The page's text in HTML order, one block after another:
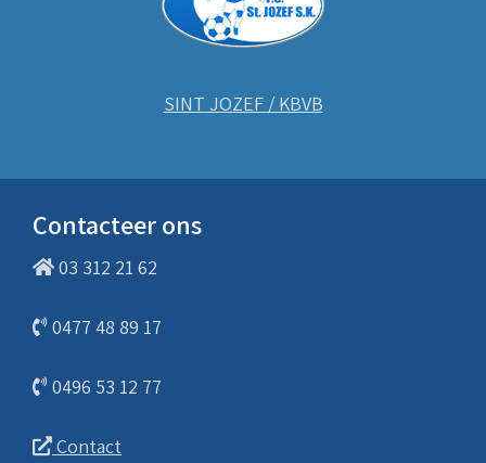
SINT JOZEF / KBVB
Contacteer ons
03 312 21 62
0477 48 89 17
0496 53 12 77
Contact